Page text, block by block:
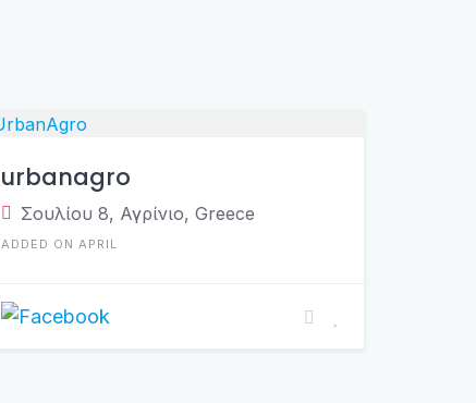
urbanagro
Σουλίου 8, Αγρίνιο, Greece
ADDED ON APRIL